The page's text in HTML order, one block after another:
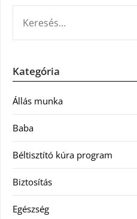
Kategória
Állás munka
Baba
Béltisztító kúra program
Biztosítás
Egészség